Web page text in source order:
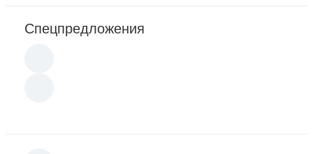
Спецпредложения